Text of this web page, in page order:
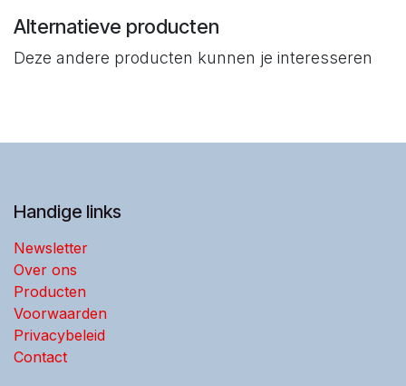
Alternatieve producten
Deze andere producten kunnen je interesseren
Handige links
Newsletter
Over ons
Producten
Voorwaarden
Privacybeleid
Contact